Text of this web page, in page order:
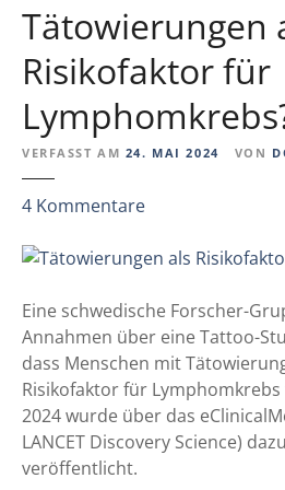
g
e
n
o
n
ä
o
i
e
r
u
n
g
i
n
g
s
s
t
d
e
g
i
b
t
e
s
Tätowierungen
Risikofaktor für
VERFASST AM 24. MAI 2024 VON
4 Kommentarez
T
t
o
w
i
e
r
Eine schwedische Forscher-
Annahmen über eine Tattoo-
dass Menschen mit
Risikofaktor für Lymphomkrebs
2024 wurde über das
LANCET Discovery Science)
veröffentlicht.